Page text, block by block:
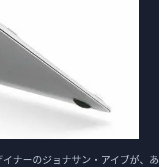
ナーのジョナサン・アイブが、あ